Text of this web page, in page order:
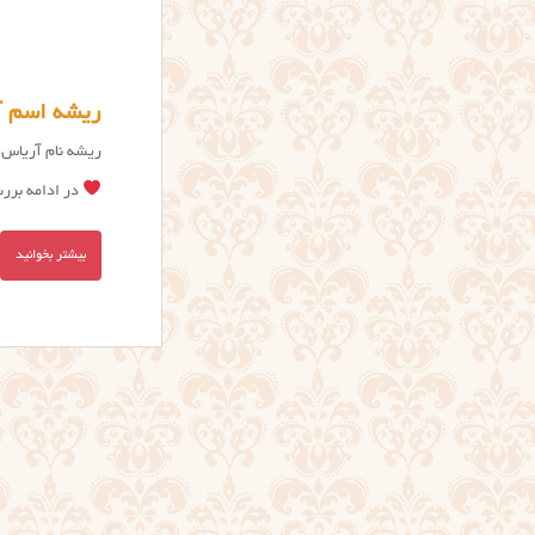
ریشه اسم
ریشه نام
در ادامه
بیشتر بخوانید